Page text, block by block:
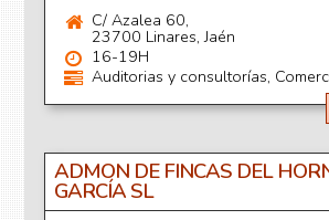
C/ Azalea 60,
23700 Linares, Jaén
16-19H
Auditorias y consultorías,
ADMON DE FINCAS DEL
GARCÍA SL